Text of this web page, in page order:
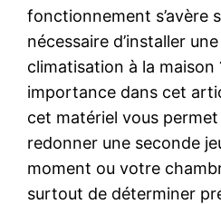
fonctionnement s’avère
nécessaire d’installer
climatisation à la maison
importance dans cet
cet matériel vous
redonner une seconde
moment ou votre
surtout de déterminer